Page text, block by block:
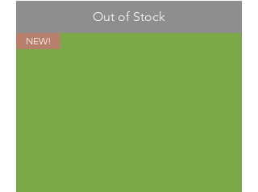
Out of Stock
NEW!